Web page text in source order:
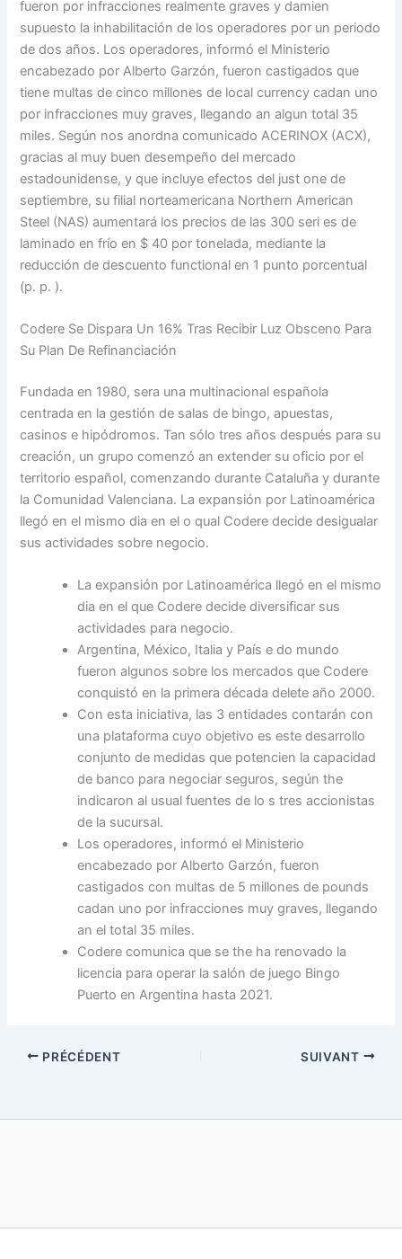
fueron por infracciones realmente graves y damien
supuesto la inhabilitación de los operadores por un periodo
de dos años. Los operadores, informó el Ministerio
encabezado por Alberto Garzón, fueron castigados que
tiene multas de cinco millones de local currency cadan uno
por infracciones muy graves, llegando an algun total 35
miles. Según nos anordna comunicado ACERINOX (ACX),
gracias al muy buen desempeño del mercado
estadounidense, y que incluye efectos del just one de
septiembre, su filial norteamericana Northern American
Steel (NAS) aumentará los precios de las 300 seri es de
laminado en frío en $ 40 por tonelada, mediante la
reducción de descuento functional en 1 punto porcentual
(p. p. ).
Codere Se Dispara Un 16% Tras Recibir Luz Obsceno Para
Su Plan De Refinanciación
Fundada en 1980, sera una multinacional española
centrada en la gestión de salas de bingo, apuestas,
casinos e hipódromos. Tan sólo tres años después para su
creación, un grupo comenzó an extender su oficio por el
territorio español, comenzando durante Cataluña y durante
la Comunidad Valenciana. La expansión por Latinoamérica
llegó en el mismo dia en el o qual Codere decide desigualar
sus actividades sobre negocio.
La expansión por Latinoamérica llegó en el mismo
dia en el que Codere decide diversificar sus
actividades para negocio.
Argentina, México, Italia y País e do mundo
fueron algunos sobre los mercados que Codere
conquistó en la primera década delete año 2000.
Con esta iniciativa, las 3 entidades contarán con
una plataforma cuyo objetivo es este desarrollo
conjunto de medidas que potencien la capacidad
de banco para negociar seguros, según the
indicaron al usual fuentes de lo s tres accionistas
de la sucursal.
Los operadores, informó el Ministerio
encabezado por Alberto Garzón, fueron
castigados con multas de 5 millones de pounds
cadan uno por infracciones muy graves, llegando
an el total 35 miles.
Codere comunica que se the ha renovado la
licencia para operar la salón de juego Bingo
Puerto en Argentina hasta 2021.
PRÉCÉDENT SUIVANT